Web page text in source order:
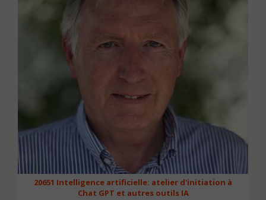
20651 Intelligence artificielle: atelier d'initiation à
Chat GPT et autres outils IA